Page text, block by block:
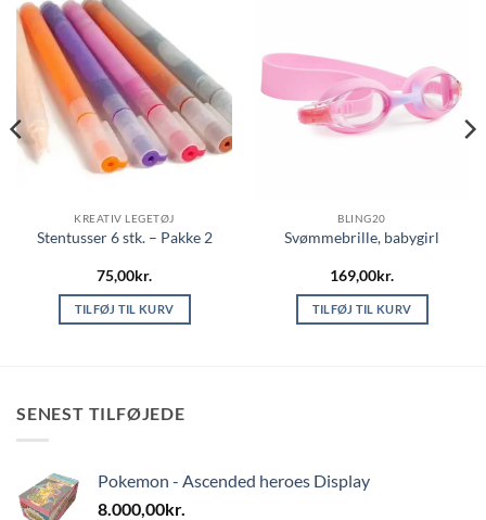
KREATIV LEGETØJ
Stentusser 6 stk. – Pakke 2
75,00kr.
TILFØJ TIL KURV
BLING20
Svømmebrille, babygirl
169,00kr.
TILFØJ TIL KURV
SENEST TILFØJEDE
Pokemon - Ascended heroes Display
8.000,00kr.